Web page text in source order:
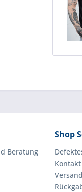
Beratung
Shop
Kontakt